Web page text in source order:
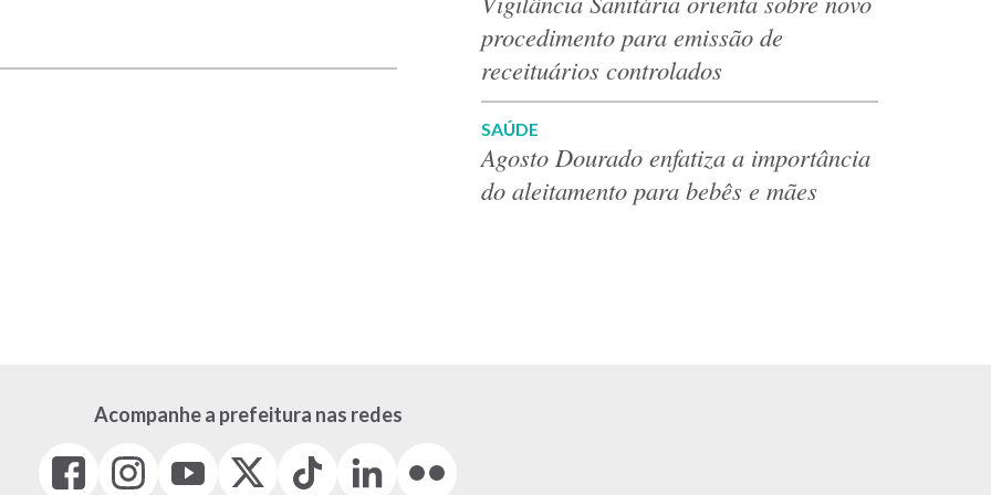
procedimento para emissão de
receituários controlados
SAÚDE
Agosto Dourado enfatiza a importância
do aleitamento para bebês e mães
Acompanhe a prefeitura nas redes
Facebook
(link
Instagram
(link
(link
(Antigo
Tiktok
(link
LinkedIn
(link
(link